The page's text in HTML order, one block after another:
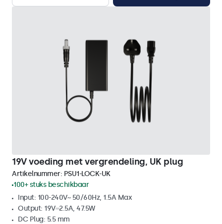
19V voeding met vergrendeling, UK plug
Artikelnummer: PSU1-LOCK-UK
100+ stuks beschikbaar
Input: 100-240V~ 50/60Hz, 1.5A Max
Output: 19V⎓2.5A, 47.5W
DC Plug: 5.5 mm